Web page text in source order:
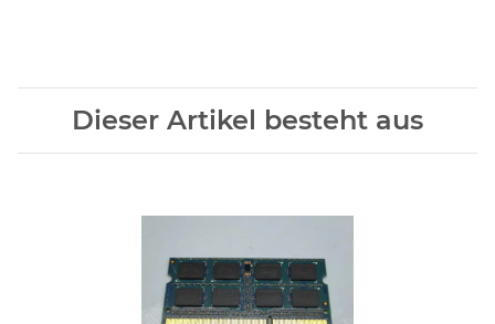
Dieser Artikel besteht aus